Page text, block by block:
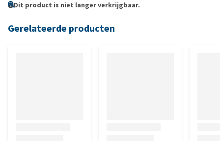
Dit product is niet langer verkrijgbaar.
Gerelateerde producten